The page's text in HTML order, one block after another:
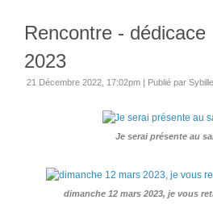
Rencontre - dédicace
2023
21 Décembre 2022, 17:02pm | Publié par
Je serai présente au
dimanche 12 mars 2023, je vous